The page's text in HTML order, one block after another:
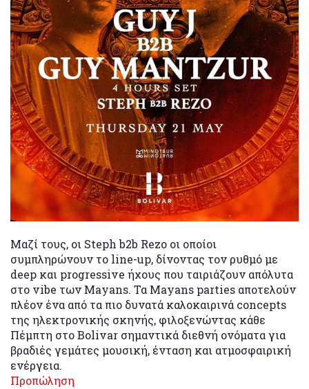
Μαζί τους, οι Steph b2b Rezo οι οποίοι
συμπληρώνουν το line-up, δίνοντας τον ρυθμό με
deep και progressive ήχους που ταιριάζουν απόλυτα
στο vibe των Mayans. Τα Mayans parties αποτελούν
πλέον ένα από τα πιο δυνατά καλοκαιρινά concepts
της ηλεκτρονικής σκηνής, φιλοξενώντας κάθε
Πέμπτη στο Bolivar σημαντικά διεθνή ονόματα για
βραδιές γεμάτες μουσική, ένταση και ατμοσφαιρική
ενέργεια.
Προπώληση